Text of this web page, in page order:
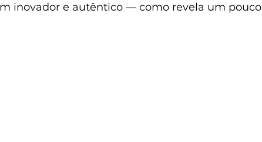
inovador e autêntico — como revela um pouco